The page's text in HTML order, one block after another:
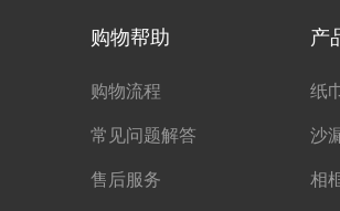
购物帮助
购物流程
常见问题解答
售后服务
产
纸
沙